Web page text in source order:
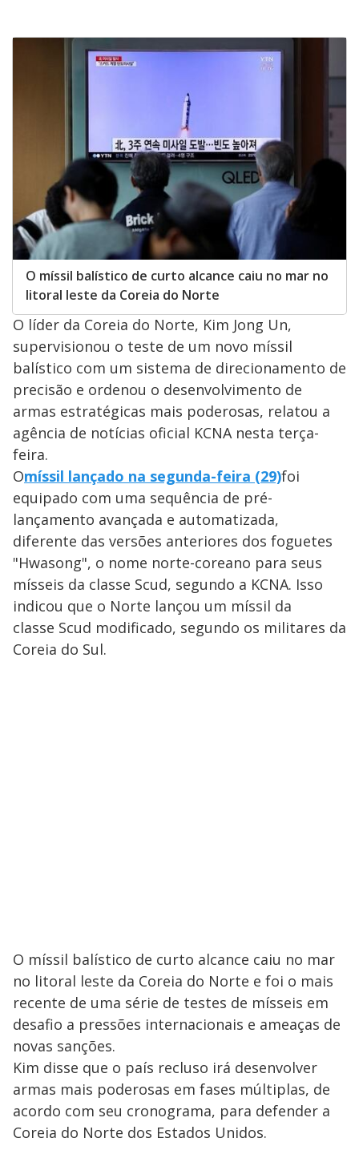
O míssil balístico de curto alcance caiu no mar no
litoral leste da Coreia do Norte
O líder da Coreia do Norte, Kim Jong Un,
supervisionou o teste de um novo míssil
balístico com um sistema de direcionamento de
precisão e ordenou o desenvolvimento de
armas estratégicas mais poderosas, relatou a
agência de notícias oficial KCNA nesta terça-
feira.
Omíssil lançado na segunda-feira (29)foi
equipado com uma sequência de pré-
lançamento avançada e automatizada,
diferente das versões anteriores dos foguetes
"Hwasong", o nome norte-coreano para seus
mísseis da classe Scud, segundo a KCNA. Isso
indicou que o Norte lançou um míssil da
classe Scud modificado, segundo os militares da
Coreia do Sul.
O míssil balístico de curto alcance caiu no mar
no litoral leste da Coreia do Norte e foi o mais
recente de uma série de testes de mísseis em
desafio a pressões internacionais e ameaças de
novas sanções.
Kim disse que o país recluso irá desenvolver
armas mais poderosas em fases múltiplas, de
acordo com seu cronograma, para defender a
Coreia do Norte dos Estados Unidos.